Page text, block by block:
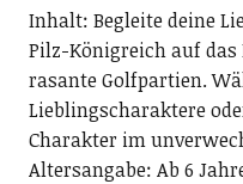
Inhalt: Begleite deine
Pilz-Königreich auf
rasante Golfpartien.
Lieblingscharaktere
Charakter im
Altersangabe: Ab 6